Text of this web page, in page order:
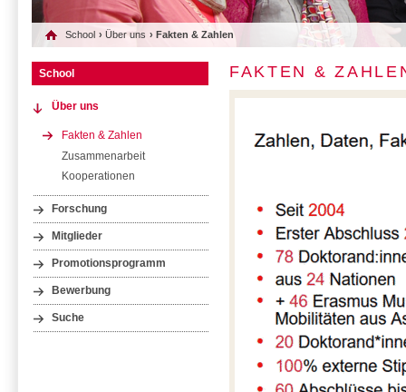
School ›Über uns › Fakten & Zahlen
School
Über uns
Fakten & Zahlen
Zusammenarbeit
Kooperationen
Forschung
Mitglieder
Promotionsprogramm
Bewerbung
Suche
FAKTEN &